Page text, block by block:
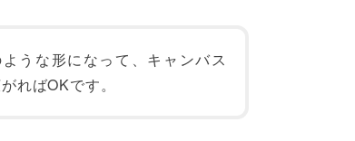
ような形になって、キャンバス
ればOKです。